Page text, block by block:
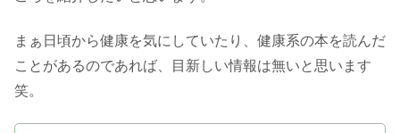
まぁ日頃から健康を気にしていたり、健康系の本を読んだ
ことがあるのであれば、目新しい情報は無いと思います
笑。